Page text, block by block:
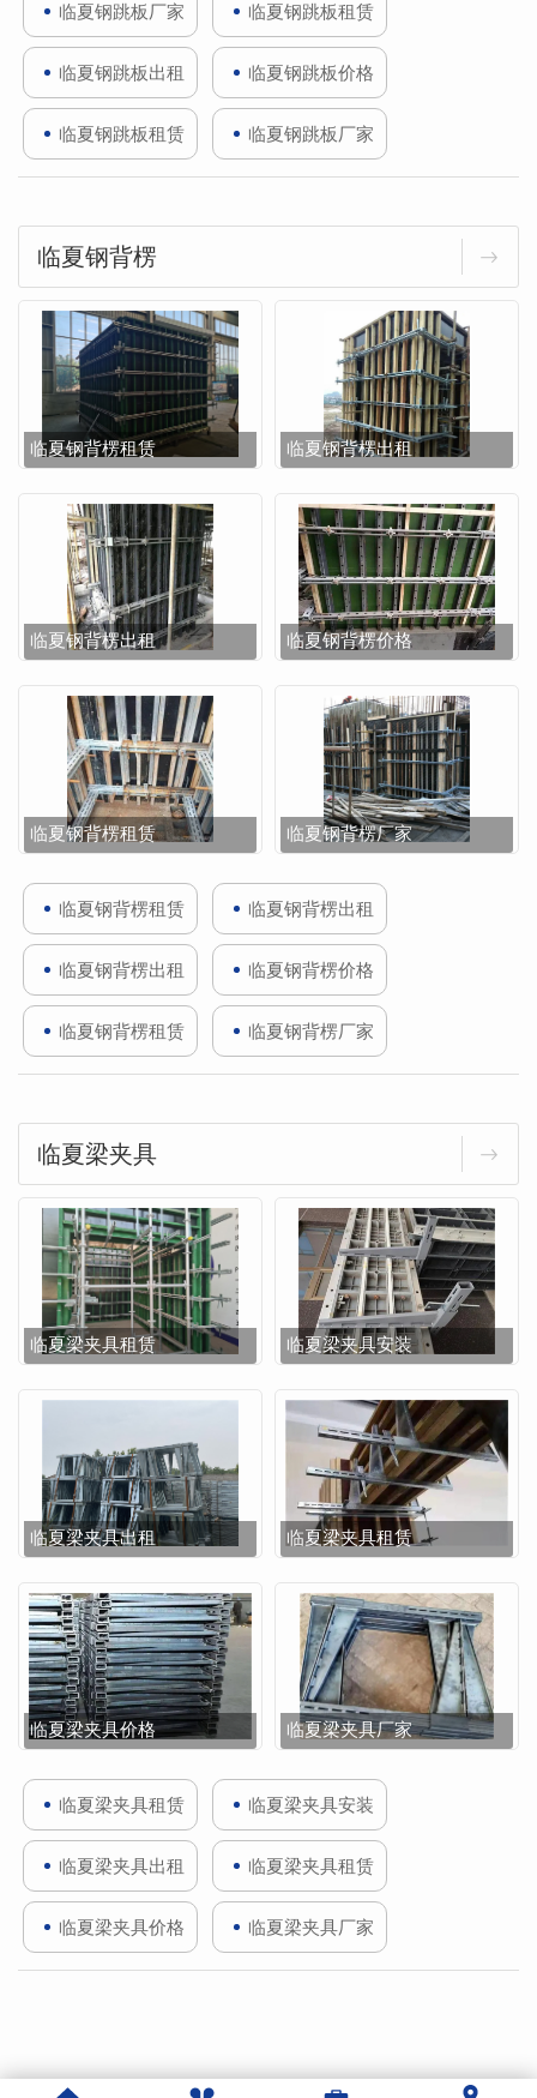
临夏钢跳板厂家 临夏钢跳板租赁
临夏钢跳板出租 临夏钢跳板价格
临夏钢跳板租赁 临夏钢跳板厂家
临夏钢背楞
临夏钢背楞租赁 临夏钢背楞出租
临夏钢背楞出租 临夏钢背楞价格
临夏钢背楞租赁 临夏钢背楞厂家
临夏钢背楞租赁 临夏钢背楞出租
临夏钢背楞出租 临夏钢背楞价格
临夏钢背楞租赁 临夏钢背楞厂家
临夏梁夹具
临夏梁夹具租赁 临夏梁夹具安装
临夏梁夹具出租 临夏梁夹具租赁
临夏梁夹具价格 临夏梁夹具厂家
临夏梁夹具租赁 临夏梁夹具安装
临夏梁夹具出租 临夏梁夹具租赁
临夏梁夹具价格 临夏梁夹具厂家